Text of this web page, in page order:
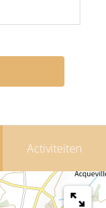
Activiteiten